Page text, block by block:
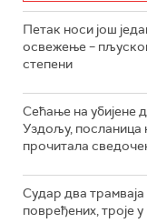
Петак носи још
освежење –
степени
Сећање на убијене
Уздољу, посланица
прочитала
Судар два
повређених, троје